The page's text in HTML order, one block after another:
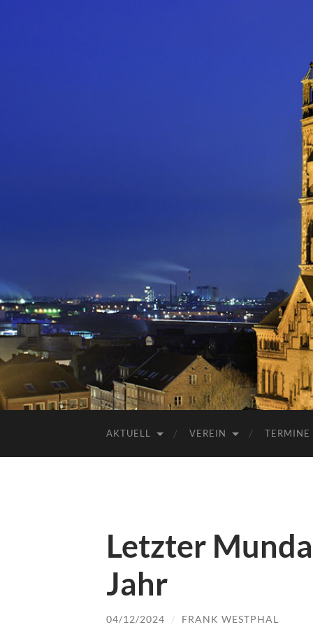
AKTUELL VEREIN TERMINE
Letzter
Jahr
04/12/2024 / FRANK WESTPHAL